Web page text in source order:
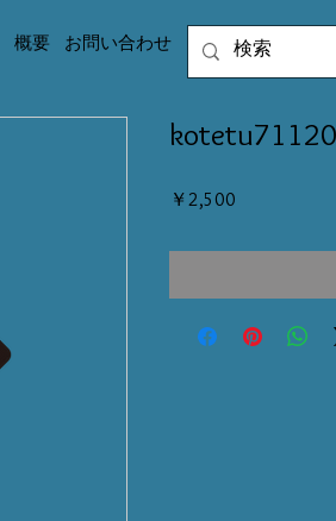
概要 お問い合わせ
￥2,500